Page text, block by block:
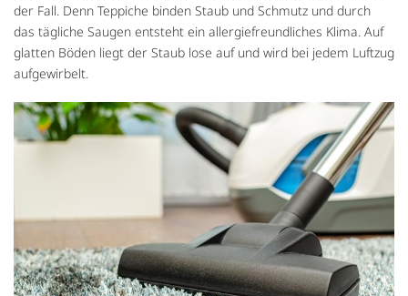
der Fall. Denn Teppiche binden Staub und Schmutz und durch
das tägliche Saugen entsteht ein allergiefreundliches Klima. Auf
glatten Böden liegt der Staub lose auf und wird bei jedem Luftzug
aufgewirbelt.